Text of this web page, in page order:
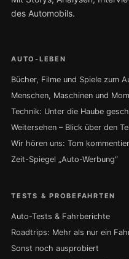
des Automobils.
AUTO-LEBEN
Bücher, Filme und Spiele zum
Menschen, Maschinen und
Technik: Unter die Haube
Weitersehen – Blick über den
Wir hören uns: Tom
Zeit-Spiegel „Auto-Werbung“
TESTS & PROBEFAHRTEN
Auto-Tests & Fahrberichte
Roadtrips: Mehr als nur ein
Sonst noch ausprobiert